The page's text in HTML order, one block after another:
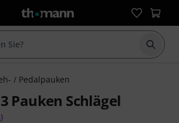
Suche
/ Pedalpauken
Pauken Schlägel
von 5 Sternen aus 36 Kundenbewertungen
)